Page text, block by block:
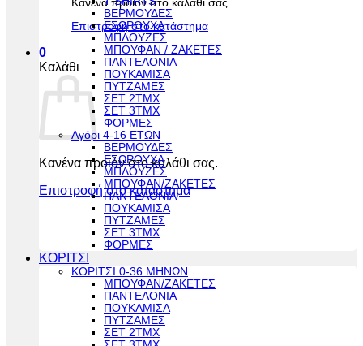
Κανένα προϊόν στο καλάθι σας.
Επιστροφή στο κατάστημα
0
Καλάθι
Κανένα προϊόν στο καλάθι σας.
Επιστροφή στο κατάστημα
ΒΕΡΜΟΥΔΕΣ
ΕΣΩΡΟΥΧΑ
ΜΠΛΟΥΖΕΣ
ΜΠΟΥΦΑΝ / ΖΑΚΕΤΕΣ
ΠΑΝΤΕΛΟΝΙΑ
ΠΟΥΚΑΜΙΣΑ
ΠΥΤΖΑΜΕΣ
ΣΕΤ 2ΤΜΧ
ΣΕΤ 3ΤΜΧ
ΦΟΡΜΕΣ
Αγόρι 4-16 ΕΤΩΝ
ΒΕΡΜΟΥΔΕΣ
ΕΣΩΡΟΥΧΑ
ΜΠΛΟΥΖΕΣ
ΜΠΟΥΦΑΝ/ΖΑΚΕΤΕΣ
ΠΑΝΤΕΛΟΝΙΑ
ΠΟΥΚΑΜΙΣΑ
ΠΥΤΖΑΜΕΣ
ΣΕΤ 3ΤΜΧ
ΦΟΡΜΕΣ
ΚΟΡΙΤΣΙ
ΚΟΡΙΤΣΙ 0-36 ΜΗΝΩΝ
ΜΠΟΥΦΑΝ/ΖΑΚΕΤΕΣ
ΠΑΝΤΕΛΟΝΙΑ
ΠΟΥΚΑΜΙΣΑ
ΠΥΤΖΑΜΕΣ
ΣΕΤ 2ΤΜΧ